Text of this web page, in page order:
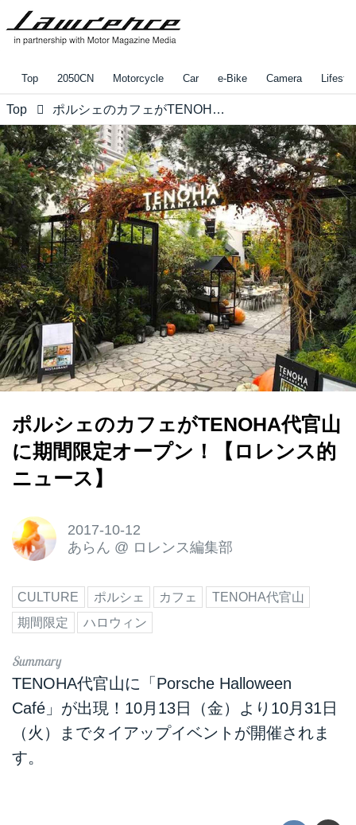
Top 2050CN Motorcycle Car e-Bike Camera
Top ポルシェのカフェがTENOHA代官山に期間限定オープン！【ロレンス的ニュース】
ポルシェのカフェがTENOHA代官山
に期間限定オープン！【ロレンス的
ニュース】
2017-10-12
あらん @ ロレンス編集部
CULTURE ポルシェ カフェ
TENOHA代官山
期間限定
ハロウィン
TENOHA代官山に「Porsche Halloween
Café」が出現！10月13日（金）より10月31日
（火）までタイアップイベントが開催されま
す。